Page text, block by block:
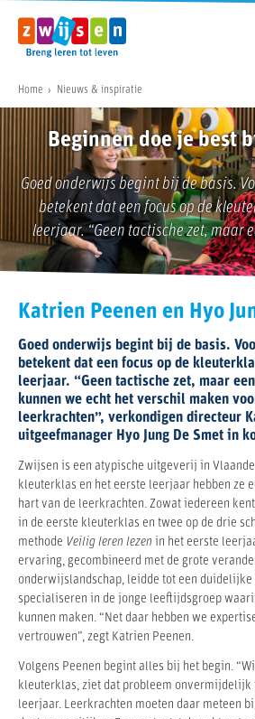
Home Nieuws & inspiratie
Beginnen doe je best
Goed onderwijs begint bij de basis.
betekent dat een focus op de
leerjaar. “Geen tactische zet, maar
Katrien Peenen en Hyo
Goed onderwijs begint bij de basis.
betekent dat een focus op de
leerjaar. “Geen tactische zet, maar
kunnen we echt het verschil maken
leerkrachten”, verkondigen directeur
uitgeefmanager Hyo Jung De Smet in
Zwijsen is een atypische uitgeverij in
kleuterklas en het eerste leerjaar hebben ze
hart van de leerkrachten. Zowat iedereen
in de eerste kleuterklas en twee op de drie
methode Veilig leren lezen in het eerste
ervaring, gecombineerd met de grote
onderwijslandschap, leidde tot een
specialiseren in de jonge leeftijdsgroep
kunnen maken. “Net daar hebben we
vertrouwen”, zegt Katrien Peenen.
Volgens Peenen begint alles bij het begin.
kleuterklas, ziet dat probleem onvermijdelijk
leerjaar. Leerkrachten moeten daar meteen